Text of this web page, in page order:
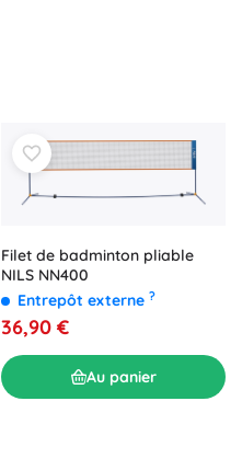
Filet de badminton pliable
NILS NN400
Entrepôt externe ?
36,90 €
Au panier